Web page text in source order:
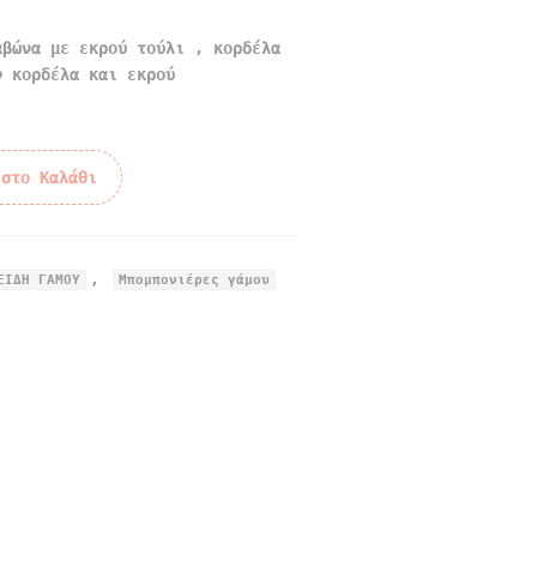
με εκρού τούλι , κορδέλα
κορδέλα και εκρού
Καλάθι
ΓΑΜΟΥ , Μπομπονιέρες γάμου